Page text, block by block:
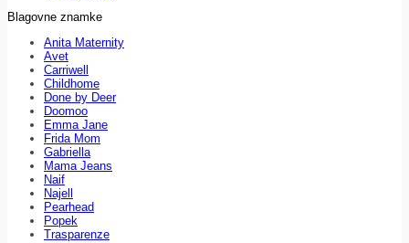
Blagovne znamke
Anita Maternity
Avet
Carriwell
Childhome
Done by Deer
Doomoo
Emma Jane
Frida Mom
Gabriella
Mama Jeans
Naif
Najell
Pearhead
Popek
Trasparenze